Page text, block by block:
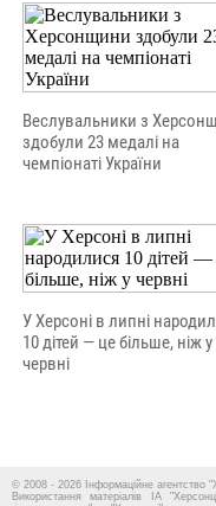
Веслувальники з
здобули 23 медалі на
чемпіонаті України
У Херсоні в липні
10 дітей — це більше, ніж у
червні
© 2008 - 2026 Інформаційне агентство
Використання матеріалів ІА